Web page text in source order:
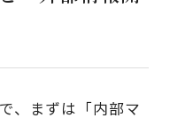
、まずは「内部マ